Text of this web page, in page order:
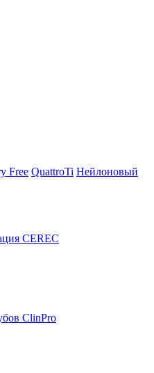
Free QuattroTi Нейлоновый
CEREC
ClinPro